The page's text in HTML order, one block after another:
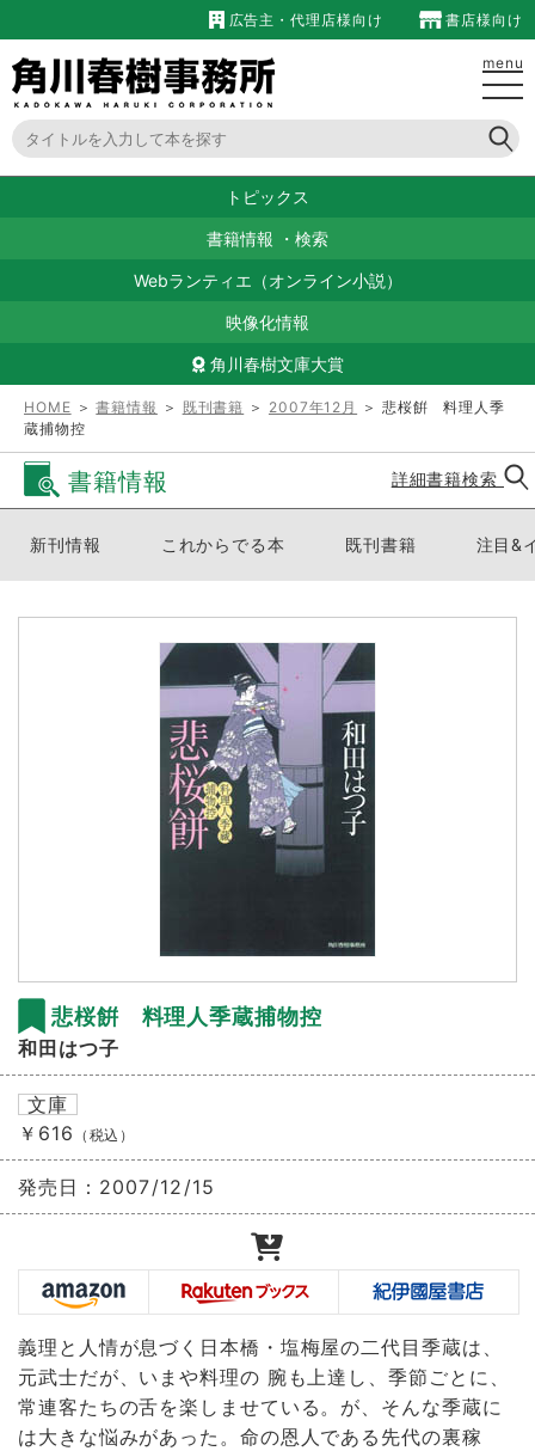
広告主・代理店様向け 書店様向け
menu
トピックス
書籍情報 ・ 検索
Webランティエ（オンライン小説）
映像化情報
角川春樹文庫大賞
HOME ＞書籍情報 ＞ 既刊書籍 ＞ 2007年12月
＞ 悲桜餠 料理人季
蔵捕物控
書籍情報 詳細書籍検索
新刊情報 これからでる本 既刊書籍 注目&
悲桜餠 料理人季蔵捕物控
和田はつ子
文庫
￥616 （税込）
発売日： 2007/12/15
義理と人情が息づく日本橋・塩梅屋の二代目季蔵は、
元武士だが、いまや料理の 腕も上達し、季節ごとに、
常連客たちの舌を楽しませている。が、そんな季蔵に
は大きな悩みがあった。命の恩人である先代の裏稼